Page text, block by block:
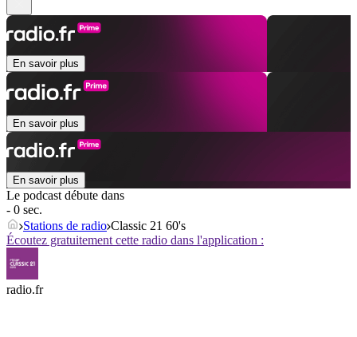
En savoir plus
En savoir plus
En savoir plus
Le podcast débute dans
- 0 sec.
Stations de radio Classic 21 60's
Écoutez gratuitement cette radio dans l'application :
radio.fr